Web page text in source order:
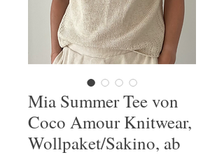
Mia Summer Tee von
Coco Amour Knitwear,
Wollpaket/Sakino, ab